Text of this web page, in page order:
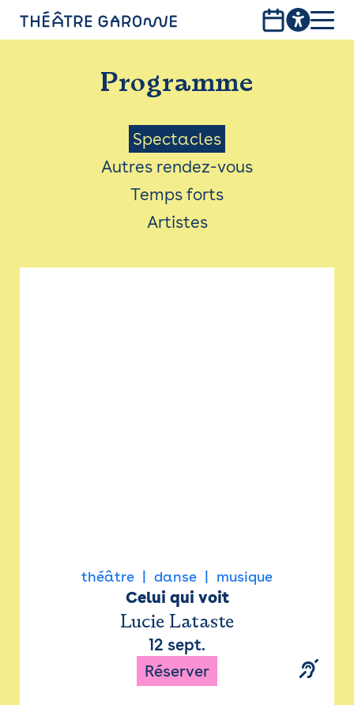
PROGRAMME
INFOS PRATIQUES
AVEC LES PUBLICS
ACCESSIBILITÉ
LES PRODUCTIONS
Programme
Menu
Saison
Spectacles
Autres rendez-vous
Temps forts
Artistes
théâtre danse musique
Celui qui voit
Lucie Lataste
12 sept.
Réserver